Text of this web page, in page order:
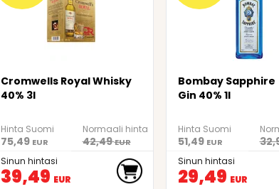
Cromwells Royal Whisky
40% 3l
Hinta Suomi
75,49 EUR
Normaali hinta
42,49EUR
Sinun hintasi
39,49 EUR
Bombay Sapphire
Gin 40% 1l
Hinta Suomi
51,49 EUR
Sinun hintasi
29,49 EUR